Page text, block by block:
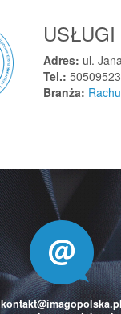
Adres: ul.
Tel.:
Branża: